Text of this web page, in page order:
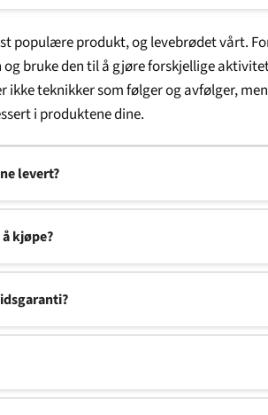
populære produkt, og levebrødet vårt.
bruke den til å gjøre forskjellige
ikke teknikker som følger og avfølger,
i produktene dine.
levert?
kjøpe?